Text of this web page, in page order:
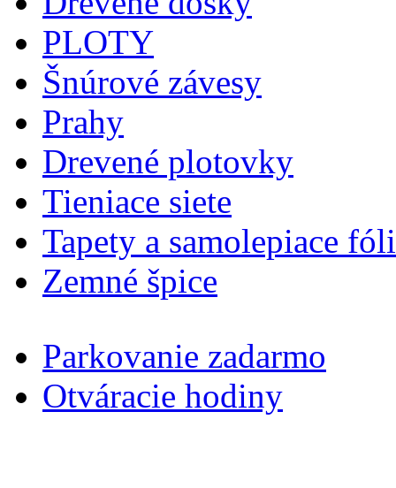
PLOTY
Šnúrové závesy
Prahy
Drevené plotovky
Tieniace siete
Tapety a samolepiace
Zemné špice
Parkovanie zadarmo
Otváracie hodiny